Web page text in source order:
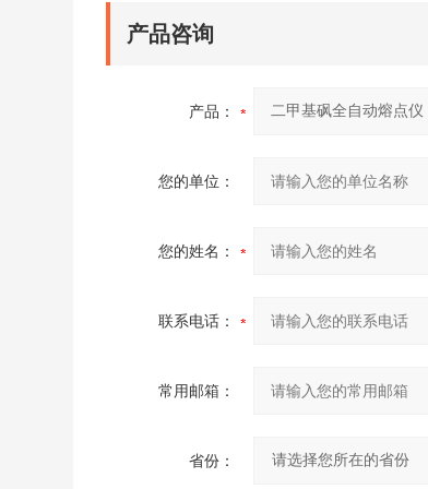
产品咨询
产品：
您的单位：
您的姓名：
联系电话：
常用邮箱：
省份：